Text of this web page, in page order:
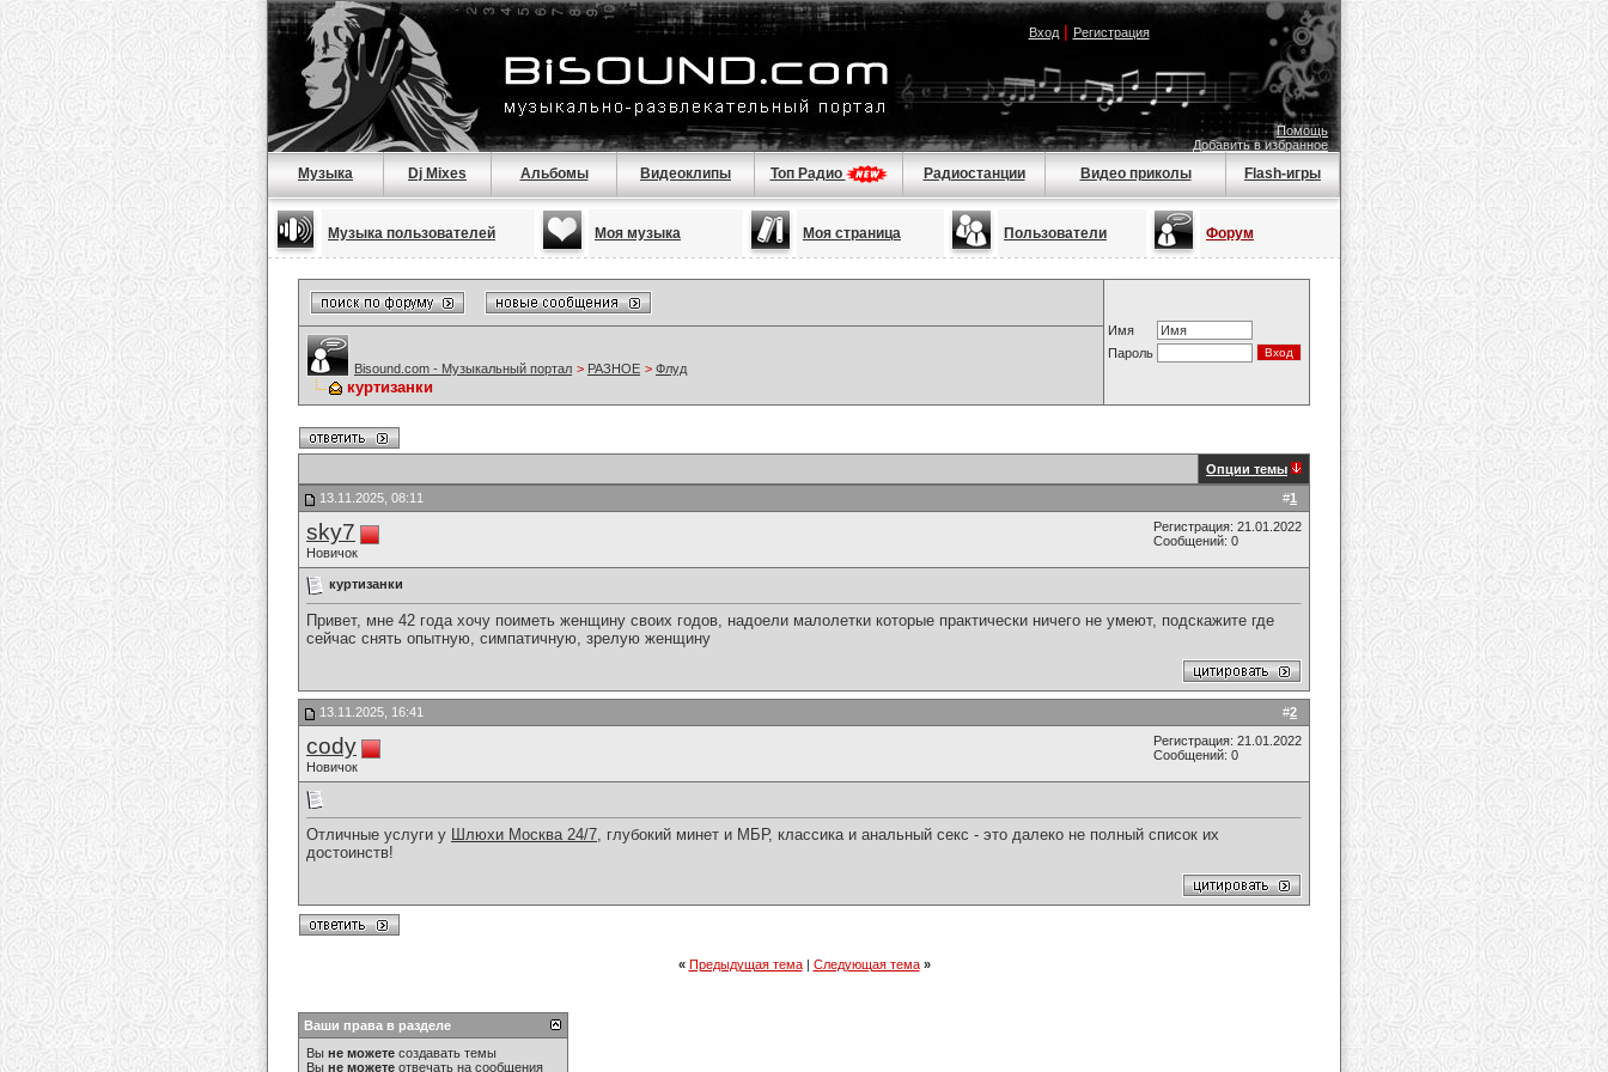
Вход| Регистрация
Помощь
Добавить в избранное
Музыка Dj Mixes Альбомы Видеоклипы Топ Радио Радиостанции Видео приколы Flash-игры
Музыка пользователей Моя музыка Моя страница Пользователи Форум
Имя
Пароль
Bisound.com - Музыкальный портал > РАЗНОЕ > Флуд
куртизанки
Опции темы
#1
13.11.2025, 08:11
sky7
Новичок
Регистрация: 21.01.2022
Сообщений: 0
куртизанки
Привет, мне 42 года хочу поиметь женщину своих годов, надоели малолетки которые практически ничего не умеют, подскажите где
сейчас снять опытную, симпатичную, зрелую женщину
#2
13.11.2025, 16:41
cody
Новичок
Регистрация: 21.01.2022
Сообщений: 0
Отличные услуги у Шлюхи Москва 24/7, глубокий минет и МБР, классика и анальный секс - это далеко не полный список их
достоинств!
« Предыдущая тема| Следующая тема »
Ваши права в разделе
Вы не можете создавать темы
Вы не можете отвечать на сообщения